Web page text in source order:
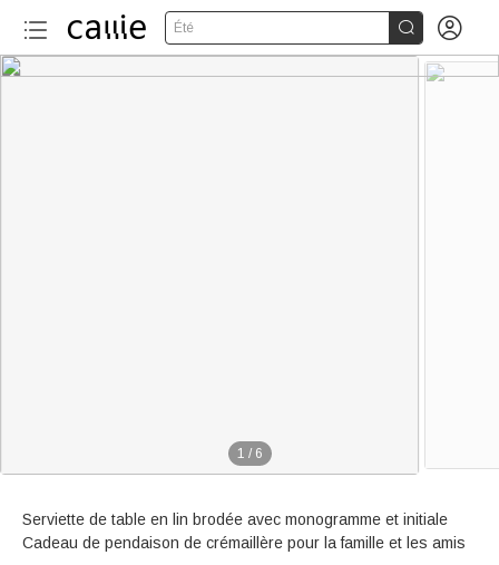
Été  
1 / 6
Serviette de table en lin brodée avec monogramme et initiale
Cadeau de pendaison de crémaillère pour la famille et les amis